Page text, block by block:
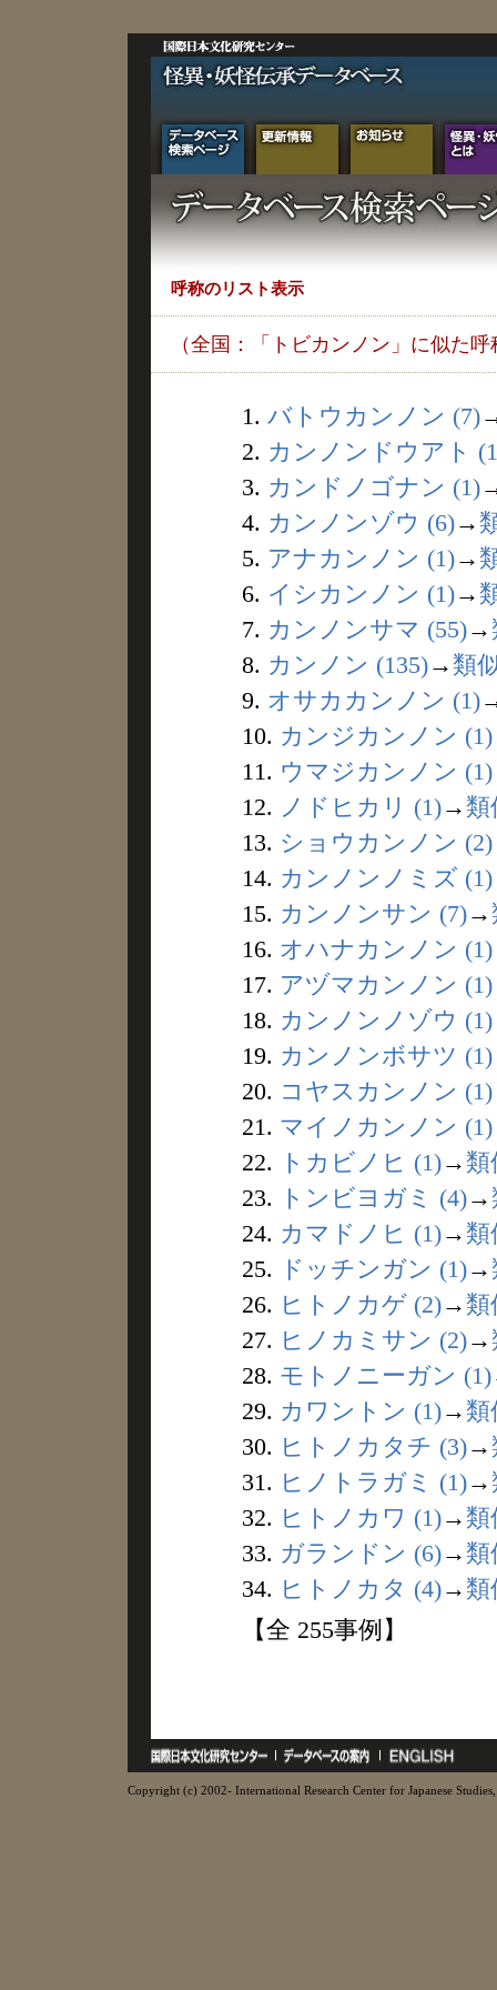
呼称のリスト表示
（全国：「トビカンノン」に似た呼
1. バトウカンノン (7)
2. カンノンドウアト
3. カンドノゴナン (1)
4. カンノンゾウ (6)→
5. アナカンノン (1)→
6. イシカンノン (1)→
7. カンノンサマ (55)→
8. カンノン (135)→ 類
9. オサカカンノン (1)
10. カンジカンノン (1)
11. ウマジカンノン (1)
12. ノドヒカリ (1)→ 類
13. ショウカンノン (2)
14. カンノンノミズ (1)
15. カンノンサン (7)→
16. オハナカンノン (1)
17. アヅマカンノン (1)
18. カンノンノゾウ (1)
19. カンノンボサツ (1)
20. コヤスカンノン (1)
21. マイノカンノン (1)
22.
トカビノヒ (1)→ 類
23.
トンビヨガミ (4)→
24. カマドノヒ (1)→ 類
25.
ドッチンガン (1)→
26. ヒトノカゲ (2)→ 類
27. ヒノカミサン (2)→
28. モトノニーガン (1)
29. カワントン (1)→ 類
30. ヒトノカタチ (3)→
31. ヒノトラガミ (1)→
32. ヒトノカワ (1)→ 類
33. ガランドン (6)→ 類
34. ヒトノカタ (4)→ 類
【全 255事例】
Copyright (c) 2002- International Research Center for Japanese